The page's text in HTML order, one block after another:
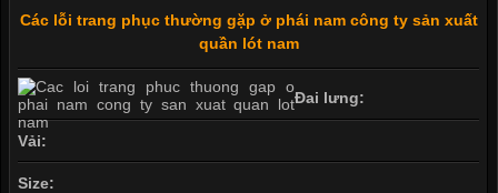
Các lỗi trang phục thường gặp ở phái nam công ty sản xuất
quần lót nam
Đai lưng:
Vải:
Size: